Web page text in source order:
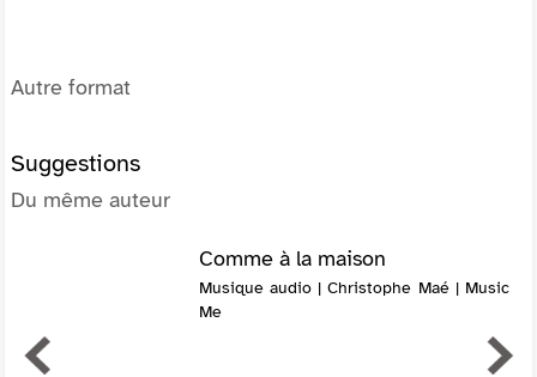
Autre format
Suggestions
Du même auteur
Comme à la maison
Musique audio | Christophe Maé | Music
Me